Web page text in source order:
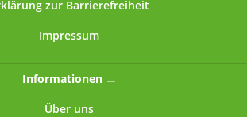
zur Barrierefreiheit
Impressum
Informationen
Über uns